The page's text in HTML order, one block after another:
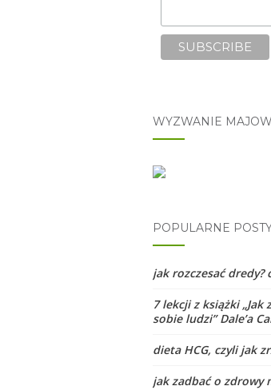
WYZWANIE
POPULARNE
jak rozczesać dredy?
7 lekcji z książki „Jak
sobie ludzi” Dale’a
dieta HCG, czyli jak
jak zadbać o zdrowy